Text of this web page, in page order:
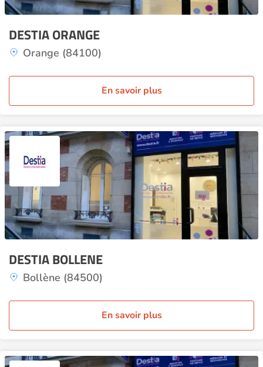
DESTIA ORANGE
Orange (84100)
En savoir plus
DESTIA BOLLENE
Bollène (84500)
En savoir plus